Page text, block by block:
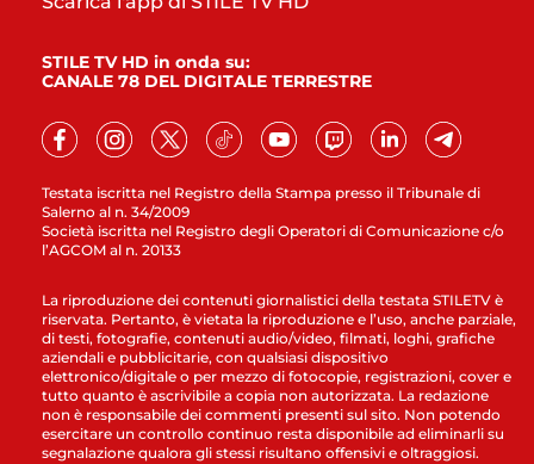
Testata iscritta nel Registro della Stampa presso il Tribunale di
Salerno al n. 34/2009
Società iscritta nel Registro degli Operatori di Comunicazione c/o
l’AGCOM al n. 20133
STILE TV HD in onda su:
CANALE 78 DEL DIGITALE TERRESTRE
La riproduzione dei contenuti giornalistici della testata STILETV è
riservata. Pertanto, è vietata la riproduzione e l’uso, anche parziale,
di testi, fotografie, contenuti audio/video, filmati, loghi, grafiche
aziendali e pubblicitarie, con qualsiasi dispositivo
elettronico/digitale o per mezzo di fotocopie, registrazioni, cover e
tutto quanto è ascrivibile a copia non autorizzata. La redazione
non è responsabile dei commenti presenti sul sito. Non potendo
esercitare un controllo continuo resta disponibile ad eliminarli su
segnalazione qualora gli stessi risultano offensivi e oltraggiosi.